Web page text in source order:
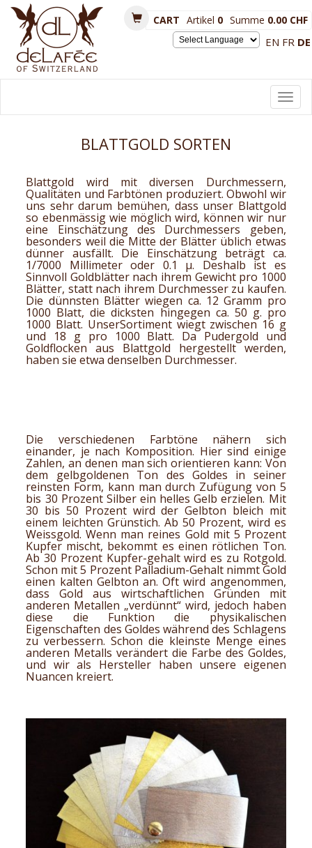
EN FR DE
CART Artikel 0 Summe 0.00 CHF
BLATTGOLD SORTEN
Blattgold wird mit diversen Durchmessern,
Qualitäten und Farbtönen produziert. Obwohl wir
uns sehr darum bemühen, dass unser Blattgold
so ebenmässig wie möglich wird, können wir nur
eine Einschätzung des Durchmessers geben,
besonders weil die Mitte der Blätter üblich etwas
dünner ausfällt. Die Einschätzung beträgt ca.
1/7000 Millimeter oder 0.1 µ. Deshalb ist es
Sinnvoll Goldblätter nach ihrem Gewicht pro 1000
Blätter, statt nach ihrem Durchmesser zu kaufen.
Die dünnsten Blätter wiegen ca. 12 Gramm pro
1000 Blatt, die dicksten hingegen ca. 50 g. pro
1000 Blatt. UnserSortiment wiegt zwischen 16 g
und 18 g pro 1000 Blatt. Da Pudergold und
Goldflockenaus Blattgold hergestellt werden,
haben sie etwa denselben Durchmesser.
Die verschiedenen Farbtöne nähern sich
einander, je nach Komposition. Hier sind einige
Zahlen, an denen man sich orientieren kann: Von
dem gelbgoldenen Ton des Goldes in seiner
reinsten Form, kann man durch Zufügung von 5
bis 30 Prozent Silber ein helles Gelb erzielen. Mit
30 bis 50 Prozent wird der Gelbton bleich mit
einem leichten Grünstich. Ab 50 Prozent, wird es
Weissgold. Wenn man reines Gold mit 5 Prozent
Kupfer mischt, bekommt es einen rötlichen Ton.
Ab 30 Prozent Kupfer-gehalt wird es zu Rotgold.
Schon mit 5 Prozent Palladium-Gehalt nimmt Gold
einen kalten Gelbton an. Oft wird angenommen,
dass Gold aus wirtschaftlichen Gründen mit
anderen Metallen „verdünnt“ wird, jedoch haben
diese die Funktion die physikalischen
Eigenschaften des Goldes während des Schlagens
zu verbessern. Schon die kleinste Menge eines
anderen Metalls verändert die Farbe des Goldes,
und wir als Hersteller haben unsere eigenen
Nuancen kreiert.